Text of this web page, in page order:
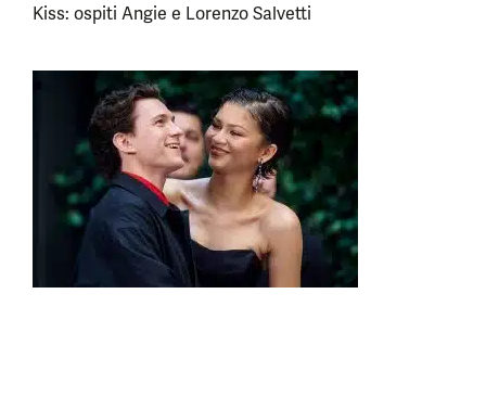
Kiss: ospiti Angie e Lorenzo Salvetti